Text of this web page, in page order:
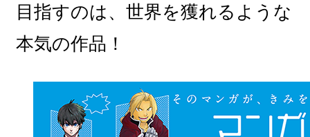
目指すのは、世界を獲れるような
本気の作品！